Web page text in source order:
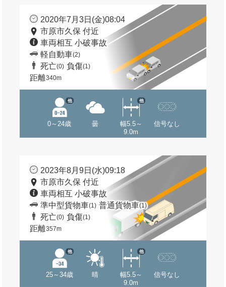
2020年7月3日(金)08:04
市原市久保 付近
車両相互 小破事故
軽自動車(2)
死亡(0) 負傷(1)
距離340m
0～24歳
他
曇
幅5.5～
9.0m
他
信号なし
2023年8月9日(水)09:18
市原市久保 付近
車両相互 小破事故
準中型貨物車(1) 普通貨物車(1)
死亡(0) 負傷(1)
距離357m
25～34歳
他
晴
幅5.5～
9.0m
他
信号なし